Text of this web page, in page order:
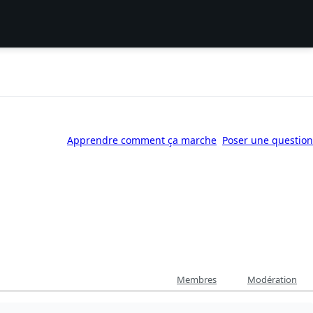
Apprendre comment ça marche Poser une question
Membres Modération